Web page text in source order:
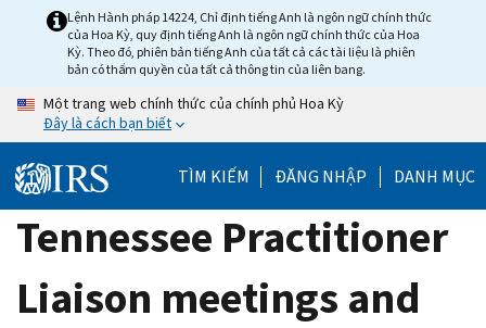
Lệnh Hành pháp 14224, Chỉ định tiếng Anh là ngôn ngữ chính thức
của Hoa Kỳ, quy định tiếng Anh là ngôn ngữ chính thức của Hoa
Kỳ. Theo đó, phiên bản tiếng Anh của tất cả các tài liệu là phiên
bản có thẩm quyền của tất cả thông tin của liên bang.
Một trang web chính thức của chính phủ Hoa Kỳ
Đây là cách bạn biết
TÌM KIẾM ĐĂNG NHẬP DANH MỤC
Tennessee Practitioner
Liaison meetings and